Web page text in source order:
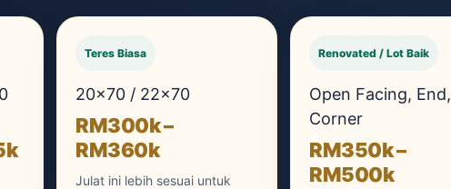
Teres Biasa
20x70 / 22x70
RM300k –
RM360k
Julat ini lebih sesuai untuk
Renovated / Lot Baik
Open Facing, End,
Corner
RM350k –
RM500k